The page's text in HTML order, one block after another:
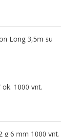
Long 3,5m su
1000 vnt.
g 6 mm 1000 vnt.